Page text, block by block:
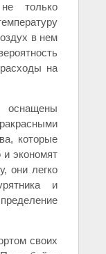
только
в нем
на
которые
и экономят
они легко
и
своих